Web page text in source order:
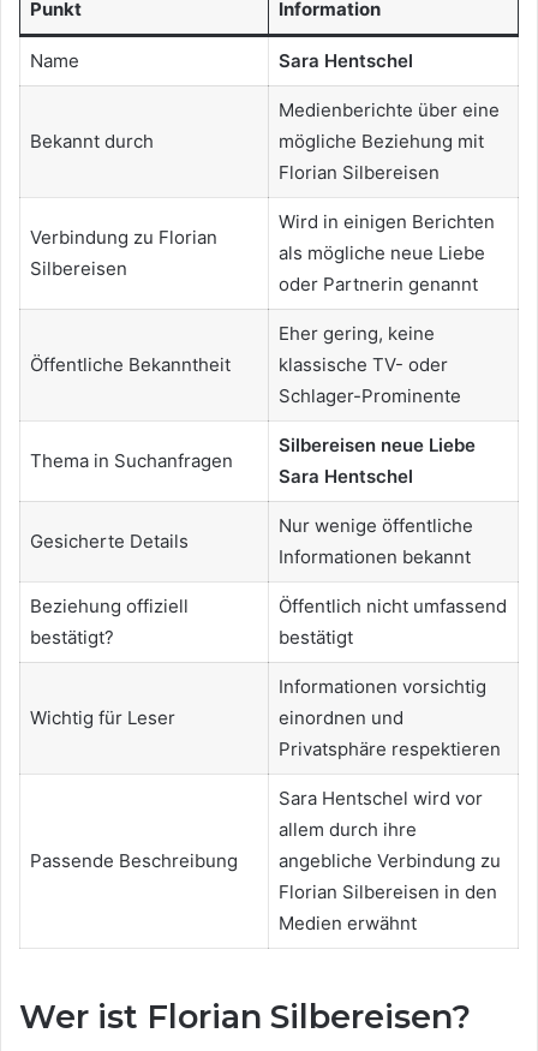
Punkt Information
Name Sara Hentschel
Bekannt durch
Medienberichte über eine
mögliche Beziehung mit
Florian Silbereisen
Verbindung zu Florian
Silbereisen
Wird in einigen Berichten
als mögliche neue Liebe
oder Partnerin genannt
Öffentliche Bekanntheit
Eher gering, keine
klassische TV- oder
Schlager-Prominente
Thema in Suchanfragen
Silbereisen neue Liebe
Sara Hentschel
Gesicherte Details
Nur wenige öffentliche
Informationen bekannt
Beziehung offiziell
bestätigt?
Öffentlich nicht umfassend
bestätigt
Wichtig für Leser
Informationen vorsichtig
einordnen und
Privatsphäre respektieren
Passende Beschreibung
Sara Hentschel wird vor
allem durch ihre
angebliche Verbindung zu
Florian Silbereisen in den
Medien erwähnt
Wer ist Florian Silbereisen?